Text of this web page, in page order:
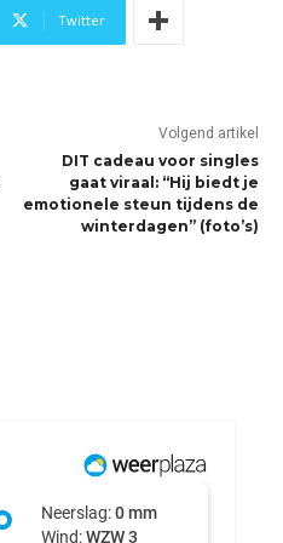
Twitter
Volgend artikel
DIT cadeau voor singles
gaat viraal: “Hij biedt je
emotionele steun tijdens de
winterdagen” (foto’s)